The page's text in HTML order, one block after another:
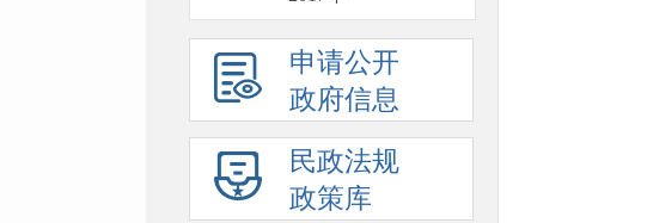
申请公开
政府信息
民政法规
政策库